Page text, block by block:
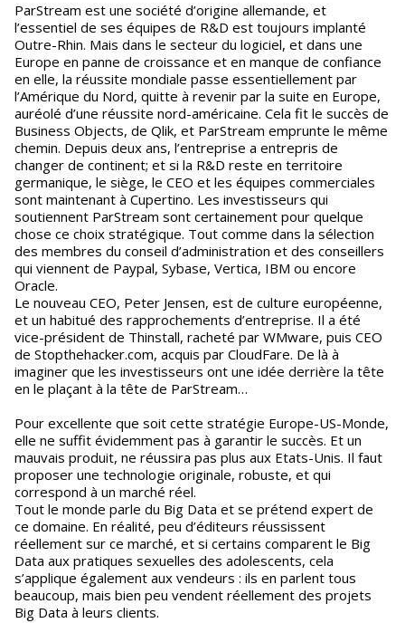
ParStream est une société d’origine allemande, et
l’essentiel de ses équipes de R&D est toujours implanté
Outre-Rhin. Mais dans le secteur du logiciel, et dans une
Europe en panne de croissance et en manque de confiance
en elle, la réussite mondiale passe essentiellement par
l’Amérique du Nord, quitte à revenir par la suite en Europe,
auréolé d’une réussite nord-américaine. Cela fit le succès de
Business Objects, de Qlik, et ParStream emprunte le même
chemin. Depuis deux ans, l’entreprise a entrepris de
changer de continent; et si la R&D reste en territoire
germanique, le siège, le CEO et les équipes commerciales
sont maintenant à Cupertino. Les investisseurs qui
soutiennent ParStream sont certainement pour quelque
chose ce choix stratégique. Tout comme dans la sélection
des membres du conseil d’administration et des conseillers
qui viennent de Paypal, Sybase, Vertica, IBM ou encore
Oracle.
Le nouveau CEO, Peter Jensen, est de culture européenne,
et un habitué des rapprochements d’entreprise. Il a été
vice-président de Thinstall, racheté par WMware, puis CEO
de Stopthehacker.com, acquis par CloudFare. De là à
imaginer que les investisseurs ont une idée derrière la tête
en le plaçant à la tête de ParStream…
Pour excellente que soit cette stratégie Europe-US-Monde,
elle ne suffit évidemment pas à garantir le succès. Et un
mauvais produit, ne réussira pas plus aux Etats-Unis. Il faut
proposer une technologie originale, robuste, et qui
correspond à un marché réel.
Tout le monde parle du Big Data et se prétend expert de
ce domaine. En réalité, peu d’éditeurs réussissent
réellement sur ce marché, et si certains comparent le Big
Data aux pratiques sexuelles des adolescents, cela
s’applique également aux vendeurs : ils en parlent tous
beaucoup, mais bien peu vendent réellement des projets
Big Data à leurs clients.